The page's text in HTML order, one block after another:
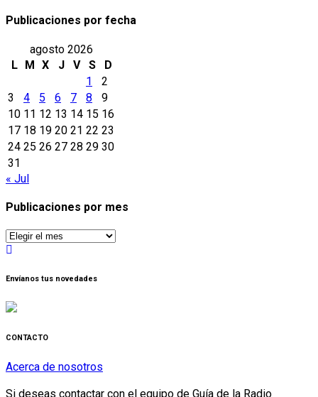
Publicaciones por fecha
agosto 2026
L
M X J V S
D
1
2
3
4 5 6 7 8
9
10 11 12 13 14 15 16
17 18 19 20 21 22 23
24 25 26 27 28 29 30
31
« Jul
Publicaciones por mes
Publicaciones
por
Envíanos tus novedades
CONTACTO
Acerca de nosotros
Si deseas contactar con el equipo de Guía de la Radio